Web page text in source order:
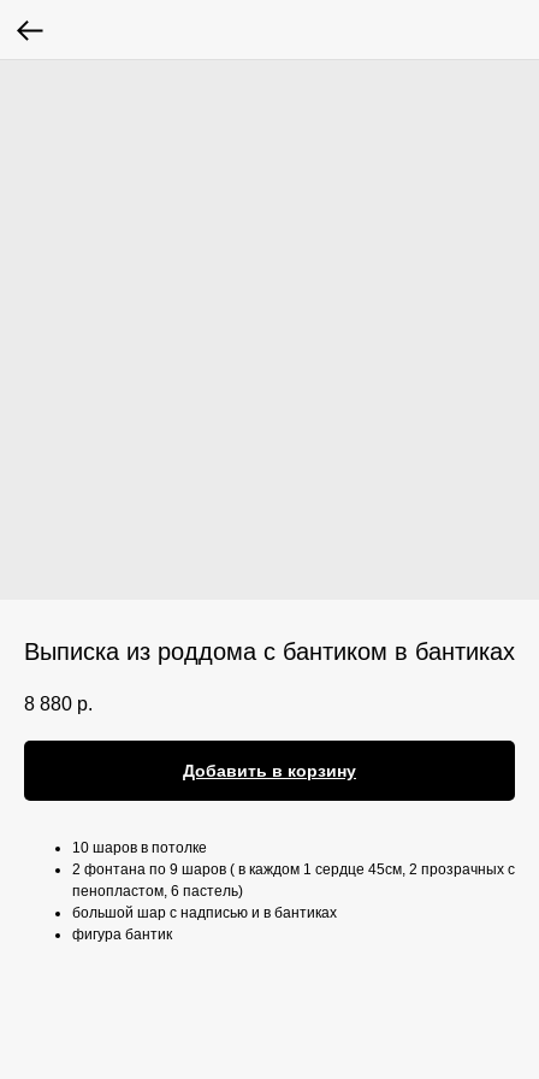
Выписка из роддома с бантиком в бантиках
8 880 р.
Добавить в корзину
10 шаров в потолке
2 фонтана по 9 шаров ( в каждом 1 сердце 45см, 2 прозрачных с
пенопластом, 6 пастель)
большой шар с надписью и в бантиках
фигура бантик